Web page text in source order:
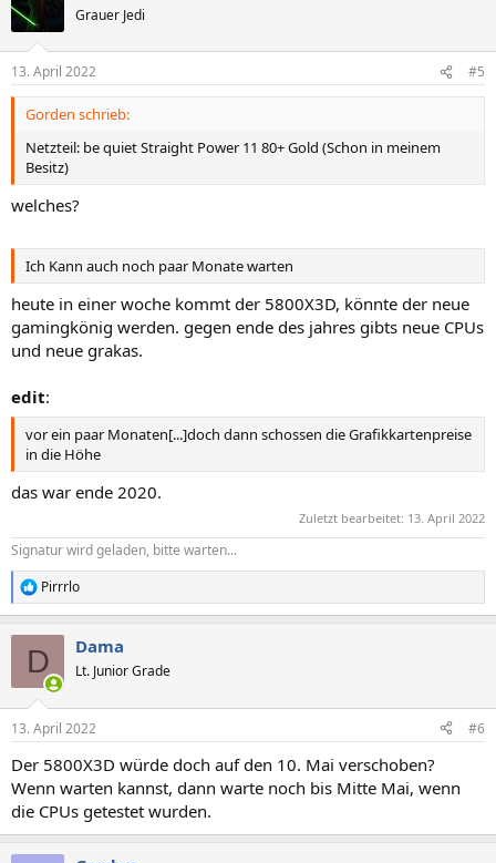
Grauer Jedi
13. April 2022 #5
Gorden schrieb:
Netzteil: be quiet Straight Power 11 80+ Gold (Schon in meinem
Besitz)
welches?
Ich Kann auch noch paar Monate warten
heute in einer woche kommt der 5800X3D, könnte der neue
gamingkönig werden. gegen ende des jahres gibts neue CPUs
und neue grakas.
edit:
vor ein paar Monaten[...]doch dann schossen die Grafikkartenpreise
in die Höhe
das war ende 2020.
Zuletzt bearbeitet: 13. April 2022
Signatur wird geladen, bitte warten...
R
e
e
:
Pirrrlo
D Dama
Lt. Junior Grade
13. April 2022 #6
Der 5800X3D würde doch auf den 10. Mai verschoben?
Wenn warten kannst, dann warte noch bis Mitte Mai, wenn
die CPUs getestet wurden.